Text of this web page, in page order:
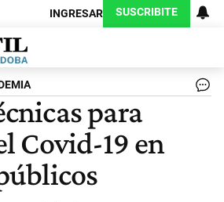
INGRESAR SUSCRIBITE
para
Covid-19 en